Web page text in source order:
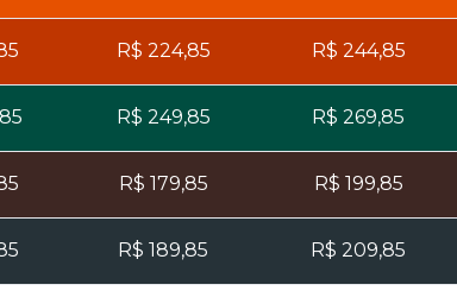
R$ 224,85 R$ 244,85
R$ 249,85 R$ 269,85
R$ 179,85 R$ 199,85
R$ 189,85 R$ 209,85